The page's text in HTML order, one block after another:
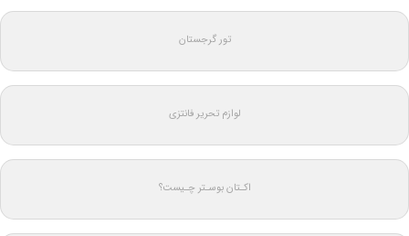
تور گرجستان
لوازم تحریر فانتزی
اکـتان بوسـتر چـیست؟